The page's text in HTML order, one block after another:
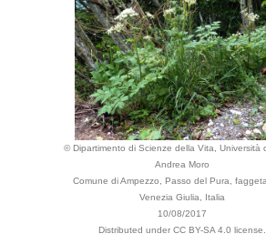
© Dipartimento di Scienze della Vita, Università
Andrea Moro
Comune di Ampezzo, Passo del Pura,
Venezia Giulia, Italia
10/08/2017
Distributed under CC BY-SA 4.0 license.